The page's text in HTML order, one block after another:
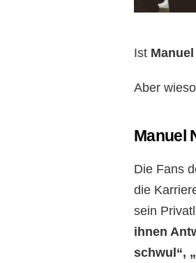
Ist
Aber
Manuel
Die Fans
die
sein
ihnen
schwul“,